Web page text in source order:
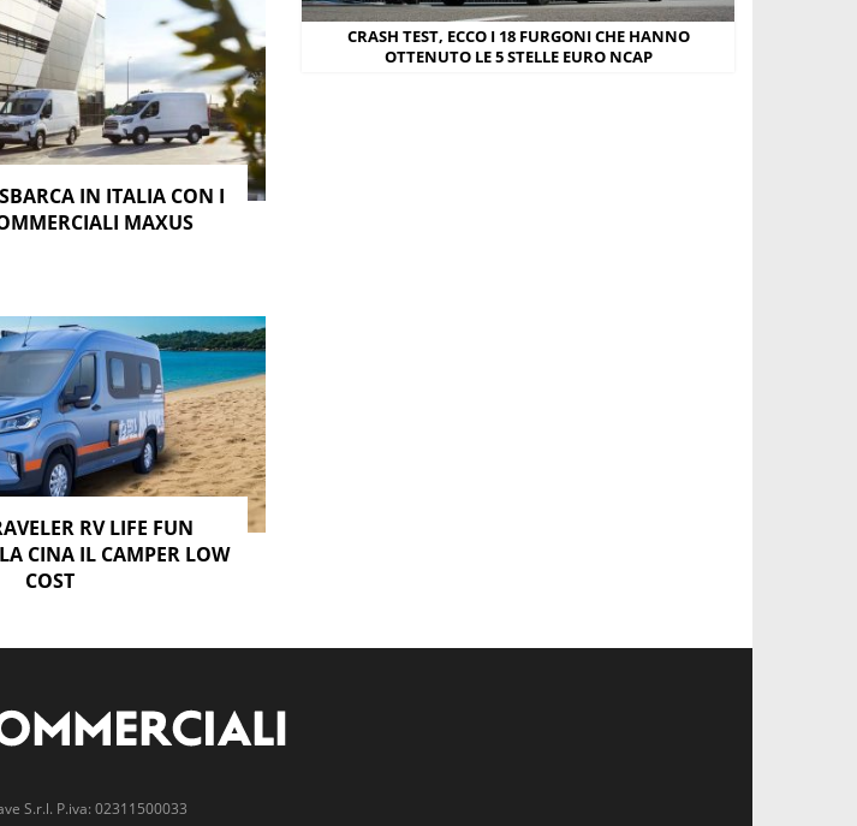
IN ITALIA CON I
MAXUS
RV LIFE FUN
CINA IL CAMPER LOW
COST
CRASH TEST, ECCO I 18 FURGONI CHE HANNO
OTTENUTO LE 5 STELLE EURO NCAP
S.r.l. P.iva: 02311500033